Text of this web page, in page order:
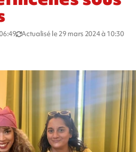
Actualisé le 29 mars 2024 à 10:30